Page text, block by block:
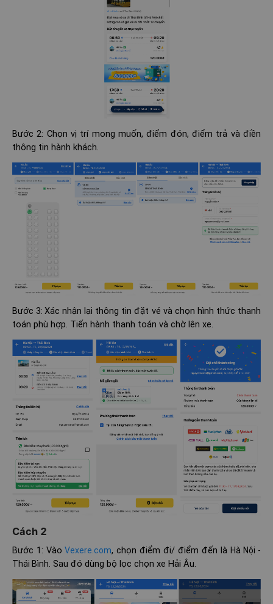
Bước 2: Chọn vị trí mong muốn, điểm đón, điểm trả và điền
thông tin hành khách.
Bước 3: Xác nhận lại thông tin đặt vé và chọn hình thức thanh
toán phù hợp. Tiến hành thanh toán và chờ lên xe.
Cách 2
Bước 1: Vào Vexere.com, chọn điểm đi/ điểm đến là Hà Nội -
Thái Bình. Sau đó dùng bộ lọc chọn xe Hải Âu.